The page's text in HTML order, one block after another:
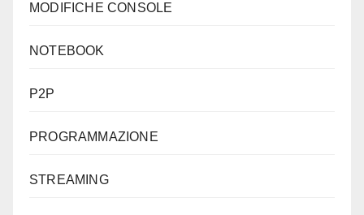
MODIFICHE CONSOLE
NOTEBOOK
P2P
PROGRAMMAZIONE
STREAMING